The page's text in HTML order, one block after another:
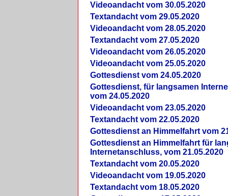
Videoandacht vom 30.05.2020
Textandacht vom 29.05.2020
Videoandacht vom 28.05.2020
Textandacht vom 27.05.2020
Videoandacht vom 26.05.2020
Videoandacht vom 25.05.2020
Gottesdienst vom 24.05.2020
Gottesdienst, für langsamen
vom 24.05.2020
Videoandacht vom 23.05.2020
Textandacht vom 22.05.2020
Gottesdienst an Himmelfahrt vom
Gottesdienst an Himmelfahrt für
Internetanschluss, vom 21.05.2020
Textandacht vom 20.05.2020
Videoandacht vom 19.05.2020
Textandacht vom 18.05.2020